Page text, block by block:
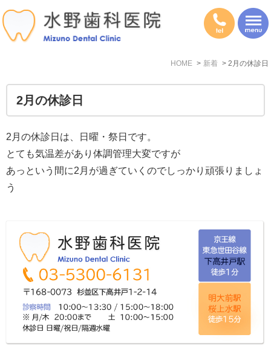
HOME 新着 2月の休診日
2月の休診日
2月の休診日は、日曜・祭日です。
とても気温差があり体調管理大変ですが
あっという間に2月が過ぎていくのでしっかり頑張りましょ
う